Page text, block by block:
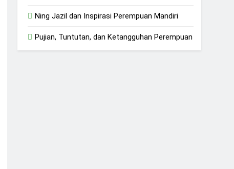
Ning Jazil dan Inspirasi Perempuan Mandiri
Pujian, Tuntutan, dan Ketangguhan Perempuan